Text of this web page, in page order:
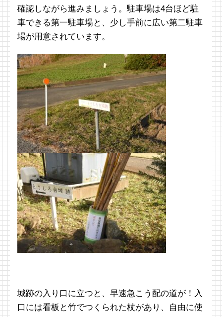
確認しながら進みましょう。駐車場は4台ほど駐
車できる第一駐車場と、少し手前に広い第二駐車
場が用意されています。
城跡の入り口に立つと、早速急こう配の道が！入
口には看板と竹でつくられた杖があり、自由に使